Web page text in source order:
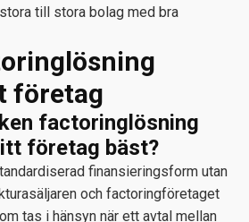
till stora bolag med bra
företag
factoringlösning
företag bäst?
finansieringsform utan
och factoringföretaget
tas i hänsyn när ett avtal mellan